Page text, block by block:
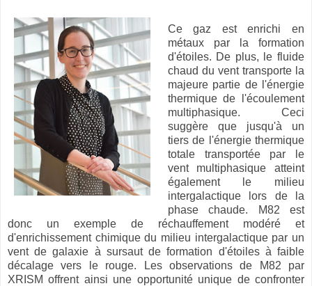
Ce gaz est enrichi en
métaux par la formation
d'étoiles. De plus, le fluide
chaud du vent transporte la
majeure partie de l'énergie
thermique de l'écoulement
multiphasique. Ceci
suggère que jusqu'à un
tiers de l'énergie thermique
totale transportée par le
vent multiphasique atteint
également le milieu
intergalactique lors de la
phase chaude. M82 est
donc un exemple de réchauffement modéré et
d'enrichissement chimique du milieu intergalactique par un
vent de galaxie à sursaut de formation d'étoiles à faible
décalage vers le rouge. Les observations de M82 par
XRISM offrent ainsi une opportunité unique de confronter